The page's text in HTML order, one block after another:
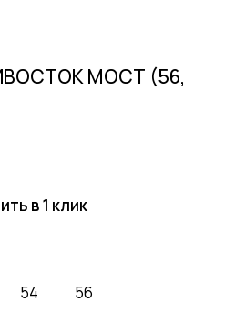
МОСТ (56,
в 1 клик
54 56